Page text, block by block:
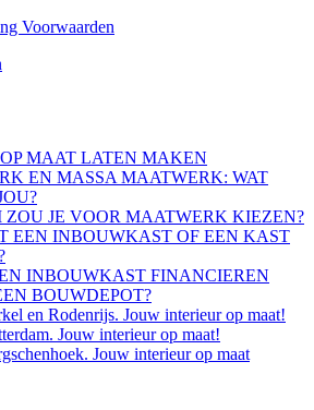
Voorwaarden
MAAT LATEN MAKEN
EN MASSA MAATWERK: WAT
ZOU JE VOOR MAATWERK KIEZEN?
EEN INBOUWKAST OF EEN KAST
INBOUWKAST FINANCIEREN
BOUWDEPOT?​
en Rodenrijs. Jouw interieur op maat!
Jouw interieur op maat!
Jouw interieur op maat